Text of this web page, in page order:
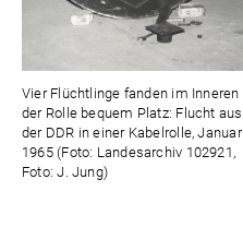
Vier Flüchtlinge fanden im Inneren
der Rolle bequem Platz: Flucht aus
der DDR in einer Kabelrolle, Januar
1965 (Foto: Landesarchiv 102921,
Foto: J. Jung)